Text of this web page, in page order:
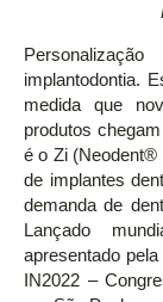
implantodontia.
medida que
produtos
é o Zi
de implantes
demanda de
Lançado
apresentado
IN2022 –